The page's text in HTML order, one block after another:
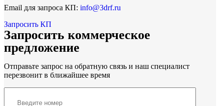
Email для запроса КП: info@3drf.ru
Запросить КП
Запросить коммерческое
предложение
Отправьте запрос на обратную связь и наш специалист
перезвонит в ближайшее время